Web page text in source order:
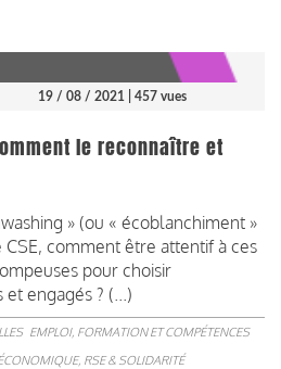
19 / 08 / 2021 | 457 vues
le reconnaître et
» (ou « écoblanchiment »
CSE, comment être attentif à ces
pour choisir
engagés ? (...)
EMPLOI, FORMATION ET COMPÉTENCES
RSE & SOLIDARITÉ